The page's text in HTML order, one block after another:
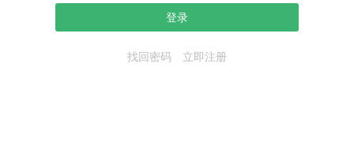
登录
找回密码 立即注册